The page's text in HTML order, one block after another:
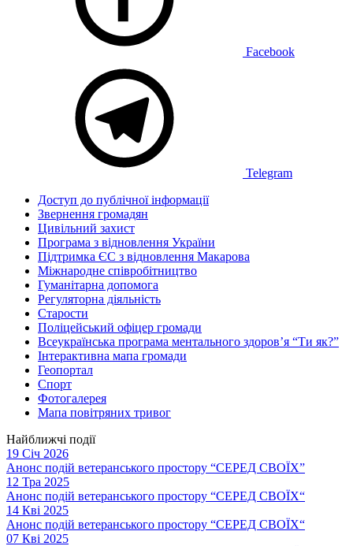
Facebook
Telegram
Доступ до публічної інформації
Звернення громадян
Цивільний захист
Програма з відновлення України
Підтримка ЄС з відновлення Макарова
Міжнародне співробітництво
Гуманітарна допомога
Регуляторна діяльність
Старости
Поліцейський офіцер громади
Всеукраїнська програма ментального здоров’я “Ти як?”
Інтерактивна мапа громади
Геопортал
Спорт
Фотогалерея
Мапа повітряних тривог
Найближчі події
19 Січ 2026
Анонс подій ветеранського простору “СЕРЕД СВОЇХ”
12 Тра 2025
Анонс подій ветеранського простору “СЕРЕД СВОЇХ“
14 Кві 2025
Анонс подій ветеранського простору “СЕРЕД СВОЇХ“
07 Кві 2025